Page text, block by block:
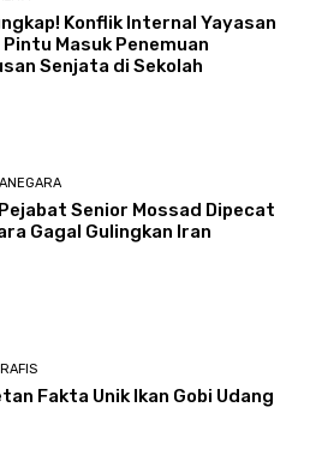
Konflik Internal Yayasan
Masuk Penemuan
Senjata di Sekolah
Senior Mossad Dipecat
Gagal Gulingkan Iran
Fakta Unik Ikan Gobi Udang